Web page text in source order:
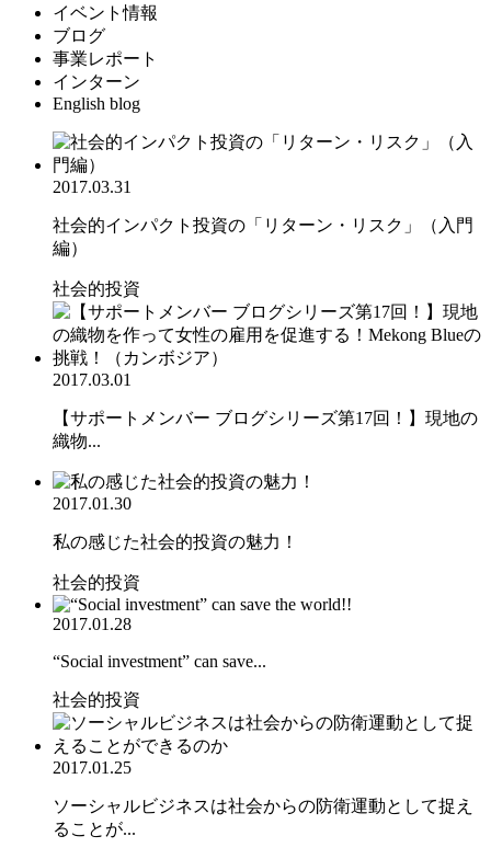
イベント情報
ブログ
事業レポート
インターン
English blog
2017.03.31
社会的インパクト投資の「リターン・リスク」（入門
編）
社会的投資
2017.03.01
【サポートメンバー ブログシリーズ第17回！】現地の
織物...
2017.01.30
私の感じた社会的投資の魅力！
社会的投資
2017.01.28
“Social investment” can save...
社会的投資
2017.01.25
ソーシャルビジネスは社会からの防衛運動として捉え
ることが...